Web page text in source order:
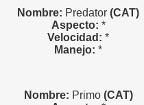
Nombre: Predator (CAT)
Aspecto: *
Velocidad: *
Manejo: *
Nombre: Primo (CAT)